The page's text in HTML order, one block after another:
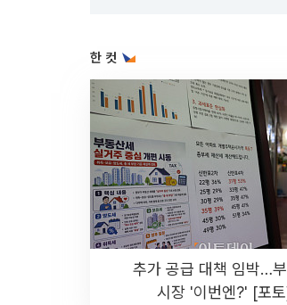
한 컷
추가 공급 대책 임박…
시장 '이번엔?' [포